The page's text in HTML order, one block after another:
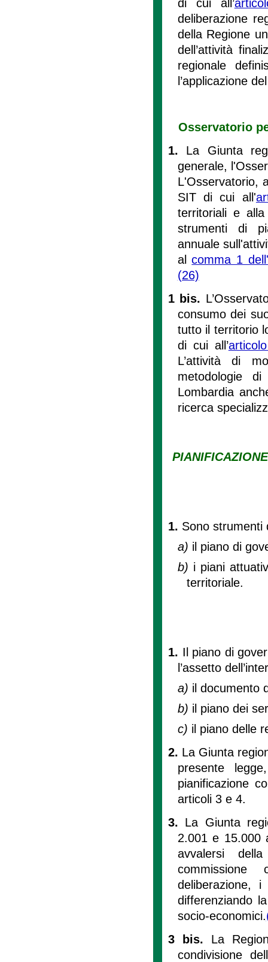
di cui all’
deliberazione
della Regione
dell’attività
regionale
l’applicazione
Osservatorio
1. La Giunta
generale,
L'Osservatorio,
SIT di cui all'
territoriali e alla
strumenti di
annuale
alcomma 1
(26)
1 bis.
consumo dei
tutto il territorio
di cui all’
L’attività di
metodologie
Lombardia
ricerca
1. Sono strumenti
a) il piano di
b) i piani
territoriale.
1. Il piano di
l’assetto
a) il documento
b) il piano dei
c) il piano delle
2. La Giunta
presente
pianificazione
articoli 3 e 4.
3. La Giunta
2.001 e 15.000
avvalersi
commissione
differenziando
socio-economici.
3 bis. La
condivisione